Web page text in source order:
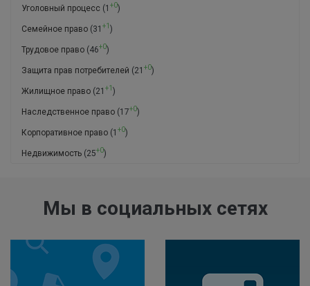
Уголовный процесс (1 +0)
Семейное право (31 +1 )
Трудовое право (46+0)
Защита прав потребителей (21 +0)
Жилищное право (21 +1 )
Наследственное право (17+0)
Корпоративное право (1 +0)
Недвижимость (25+0)
Мы в социальных сетях